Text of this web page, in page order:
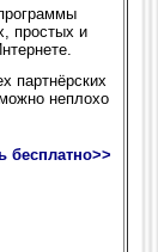
простых и
партнёрских
неплохо
бесплатно>>